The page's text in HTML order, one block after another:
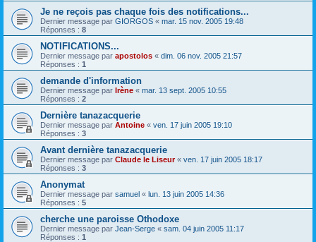
Je ne reçois pas chaque fois des notifications...
Dernier message par GIORGOS « mar. 15 nov. 2005 19:48
Réponses : 8
NOTIFICATIONS...
Dernier message par apostolos « dim. 06 nov. 2005 21:57
Réponses : 1
demande d'information
Dernier message par Irène « mar. 13 sept. 2005 10:55
Réponses : 2
Dernière tanazacquerie
Dernier message par Antoine « ven. 17 juin 2005 19:10
Réponses : 3
Avant dernière tanazacquerie
Dernier message par Claude le Liseur« ven. 17 juin 2005 18:17
Réponses : 3
Anonymat
Dernier message par samuel « lun. 13 juin 2005 14:36
Réponses : 5
cherche une paroisse Othodoxe
Dernier message par Jean-Serge « sam. 04 juin 2005 11:17
Réponses : 1